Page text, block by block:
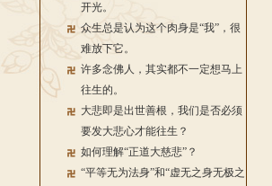
开光。
众生总是认为这个肉身是“我”，很
难放下它。
许多念佛人，其实都不一定想马上
往生的。
大悲即是出世善根，我们是否必须
要发大悲心才能往生？
如何理解“正道大慈悲”？
“平等无为法身”和“虚无之身无极之